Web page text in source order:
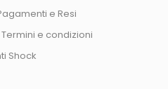
e Resi
e condizioni
Shock